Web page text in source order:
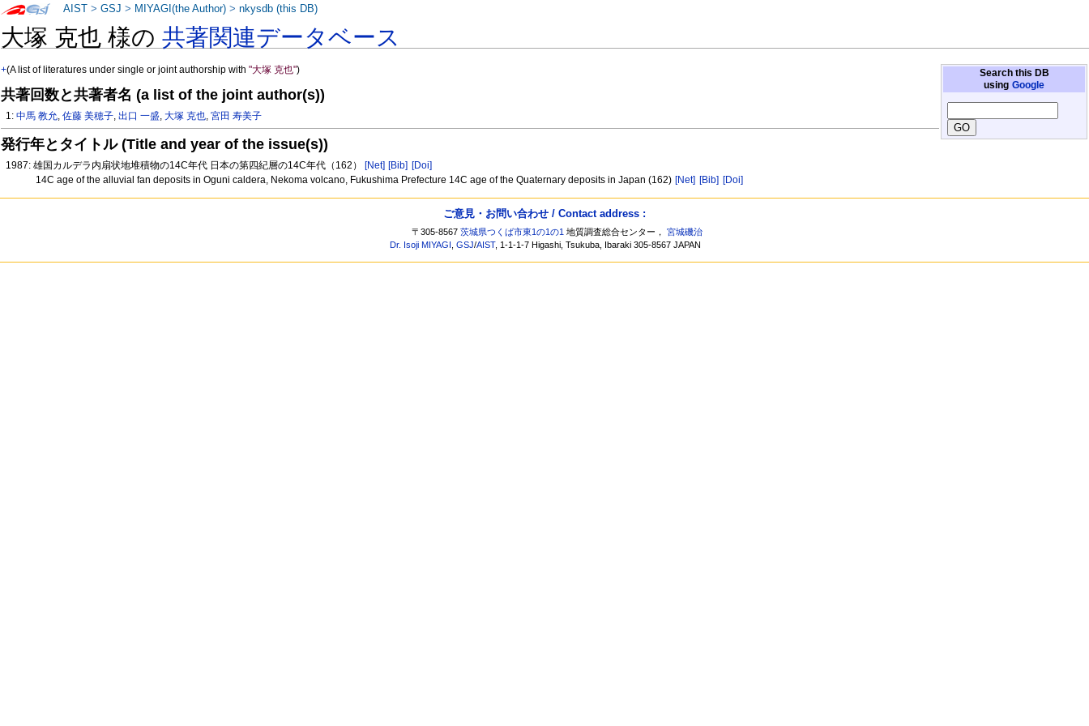
大塚 克也 様の共著関連データベース
Search this DB
using Google
+(A list of literatures under single or joint authorship with"大塚 克也")
共著回数と共著者名 (a list of the joint author(s))
1:中馬 教允,佐藤 美穂子,出口 一盛,大塚 克也,宮田 寿美子
発行年とタイトル (Title and year of the issue(s))
1987: 雄国カルデラ内扇状地堆積物の14C年代 日本の第四紀層の14C年代（162） [Net] [Bib] [Doi]
14C age of the alluvial fan deposits in Oguni caldera, Nekoma volcano, Fukushima Prefecture 14C age of the Quaternary deposits in Japan (162) [Net] [Bib] [Doi]
AIST >GSJ > MIYAGI(the Author) >nkysdb (this DB)
ご意見・お問い合わせ / Contact address :
〒305-8567茨城県つくば市東1の1の1 地質調査総合センター，宮城磯治
Dr. Isoji MIYAGI ,GSJ/AIST, 1-1-1-7 Higashi, Tsukuba, Ibaraki 305-8567 JAPAN